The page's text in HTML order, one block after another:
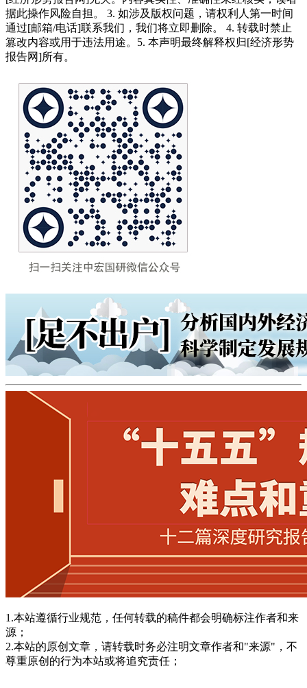
据此操作风险自担。 3. 如涉及版权问题，请权利人第一时间
通过[邮箱/电话]联系我们，我们将立即删除。 4. 转载时禁止
篡改内容或用于违法用途。5. 本声明最终解释权归[经济形势
报告网]所有。
1.本站遵循行业规范，任何转载的稿件都会明确标注作者和来
源；
2.本站的原创文章，请转载时务必注明文章作者和"来源"，不
尊重原创的行为本站或将追究责任；